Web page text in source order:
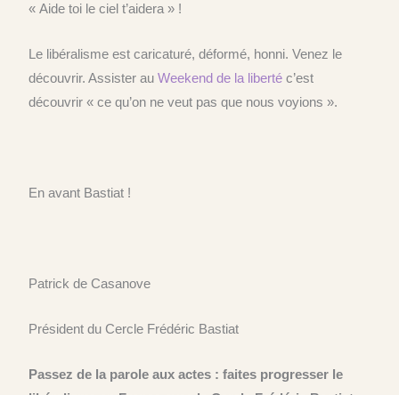
« Aide toi le ciel t’aidera » !
Le libéralisme est caricaturé, déformé, honni. Venez le
découvrir.Assister auWeekend de la liberté c’est
découvrir « ce qu’on ne veut pas que nous voyions ».
En avant Bastiat !
Patrick de Casanove
Président du Cercle Frédéric Bastiat
Passez de la parole aux actes : faites progresser le